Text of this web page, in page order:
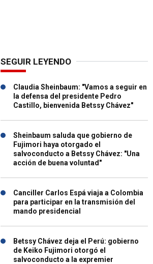
SEGUIR LEYENDO
Claudia Sheinbaum: "Vamos a seguir en
la defensa del presidente Pedro
Castillo, bienvenida Betssy Chávez"
Sheinbaum saluda que gobierno de
Fujimori haya otorgado el
salvoconducto a Betssy Chávez: "Una
acción de buena voluntad"
Canciller Carlos Espá viaja a Colombia
para participar en la transmisión del
mando presidencial
Betssy Chávez deja el Perú: gobierno
de Keiko Fujimori otorgó el
salvoconducto a la expremier